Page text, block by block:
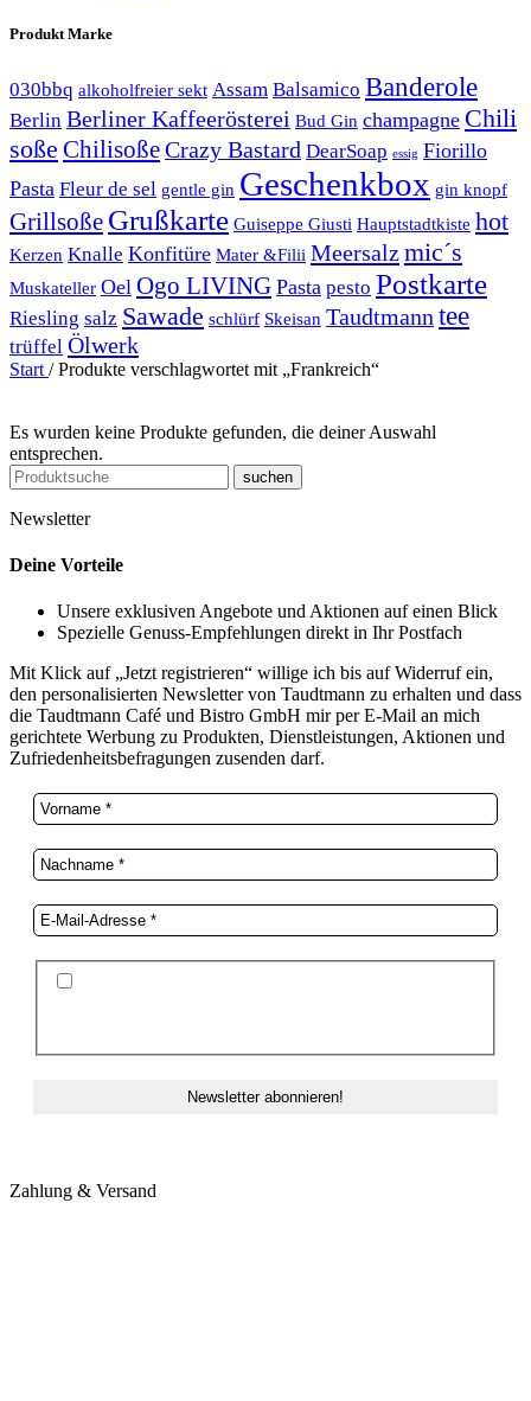
Produkt Marke
030bbq alkoholfreier sekt Assam Balsamico Banderole
Berlin Berliner Kaffeerösterei Bud Gin champagne Chili
soße ChilisoßeCrazy Bastard DearSoap essig Fiorillo
Pasta Fleur de sel gentle gin Geschenkbox gin knopf
Grillsoße Grußkarte Guiseppe Giusti Hauptstadtkiste hot
Kerzen Knalle Konfitüre Mater &Filii Meersalzmic´s
Muskateller Oel Ogo LIVING Pasta pesto Postkarte
Riesling salz Sawade schlürf Skeisan Taudtmann tee
trüffel Ölwerk
Start / Produkte verschlagwortet mit „Frankreich“
Es wurden keine Produkte gefunden, die deiner Auswahl
entsprechen.
suchen
Newsletter
Deine Vorteile
Unsere exklusiven Angebote und Aktionen auf einen Blick
Spezielle Genuss-Empfehlungen direkt in Ihr Postfach
Mit Klick auf „Jetzt registrieren“ willige ich bis auf Widerruf ein,
den personalisierten Newsletter von Taudtmann zu erhalten und dass
die Taudtmann Café und Bistro GmbH mir per E-Mail an mich
gerichtete Werbung zu Produkten, Dienstleistungen, Aktionen und
Zufriedenheitsbefragungen zusenden darf.
Zahlung & Versand